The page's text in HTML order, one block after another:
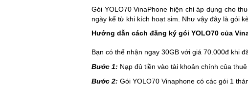
Gói YOLO70 VinaPhone hiện chỉ áp dụng cho
ngày kể từ khi kích hoạt sim. Như vậy đây là gói
Hướng dẫn cách đăng ký gói YOLO70 của
Bạn có thể nhận ngay 30GB với giá 70.000đ khi
Bước 1: Nạp đủ tiền vào tài khoản chính của
Bước 2: Gói YOLO70 Vinaphone có các gói 1